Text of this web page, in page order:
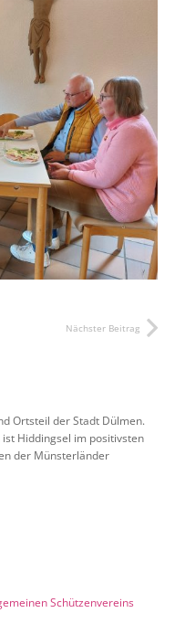
Nächster Beitrag
Ortsteil der Stadt Dülmen.
Hiddingsel im positivsten
der Münsterländer
Schützenvereins